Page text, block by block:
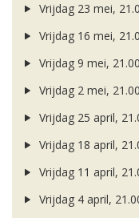
Vrijdag 23 mei,
Vrijdag 16 mei,
Vrijdag 9 mei,
Vrijdag 2 mei,
Vrijdag 25 april,
Vrijdag 18 april,
Vrijdag 11 april,
Vrijdag 4 april,